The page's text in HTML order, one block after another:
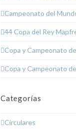
Campeonato del
44 Copa del Rey
Copa y Campeonato
Copa y Campeonato
Categorías
Circulares